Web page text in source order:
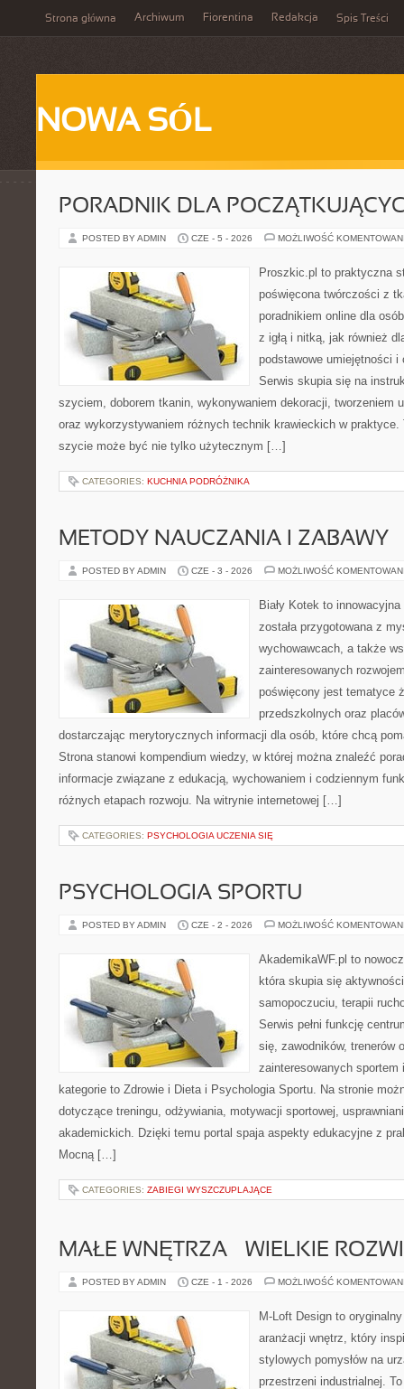
Strona główna Archiwum Fiorentina Redakcja Spis Treści
NOWA SÓL
PORADNIK DLA
POSTED BY ADMIN CZE - 5 - 2026 MOŻLIWOŚĆ
Proszkic.pl to praktyczna
poświęcona twórczości z
poradnikiem online dla
z igłą i nitką, jak również
podstawowe umiejętności
Serwis skupia się na
szyciem, doborem tkanin, wykonywaniem dekoracji, tworzeniem
oraz wykorzystywaniem różnych technik krawieckich w
szycie może być nie tylko użytecznym […]
CATEGORIES: KUCHNIA PODRÓŻNIKA
METODY NAUCZANIA I ZABAWY
POSTED BY ADMIN CZE - 3 - 2026 MOŻLIWOŚĆ
Biały Kotek to
została przygotowana z
wychowawcach, a także
zainteresowanych
poświęcony jest tematyce
przedszkolnych oraz
dostarczając merytorycznych informacji dla osób, które chcą
Strona stanowi kompendium wiedzy, w której można znaleźć
informacje związane z edukacją, wychowaniem i codziennym
różnych etapach rozwoju. Na witrynie internetowej […]
CATEGORIES: PSYCHOLOGIA UCZENIA SIĘ
PSYCHOLOGIA SPORTU
POSTED BY ADMIN CZE - 2 - 2026 MOŻLIWOŚĆ
AkademikaWF.pl to
która skupia się
samopoczuciu, terapii
Serwis pełni funkcję
się, zawodników, trenerów
zainteresowanych sportem
kategorie to Zdrowie i Dieta i Psychologia Sportu. Na stronie
dotyczące treningu, odżywiania, motywacji sportowej,
akademickich. Dzięki temu portal spaja aspekty edukacyjne z
Mocną […]
CATEGORIES: ZABIEGI WYSZCZUPLAJĄCE
MAŁE WNĘTRZA – WIELKIE
POSTED BY ADMIN CZE - 1 - 2026 MOŻLIWOŚĆ
M-Loft Design to
aranżacji wnętrz, który
stylowych pomysłów na
przestrzeni industrialnej.